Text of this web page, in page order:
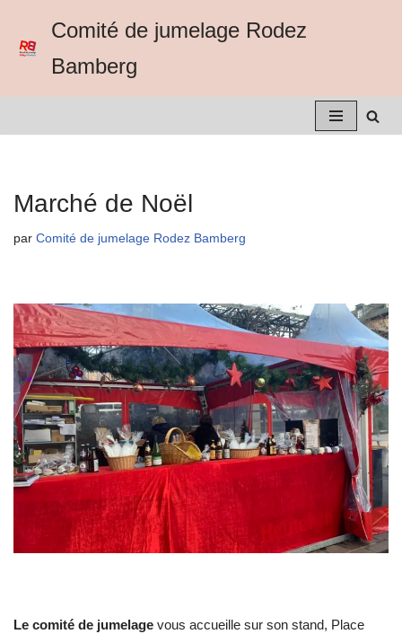
Aller
Comité de jumelage Rodez
Bamberg
Marché de Noël
par Comité de jumelage Rodez Bamberg
Le comité de jumelage vous accueille sur son stand, Place